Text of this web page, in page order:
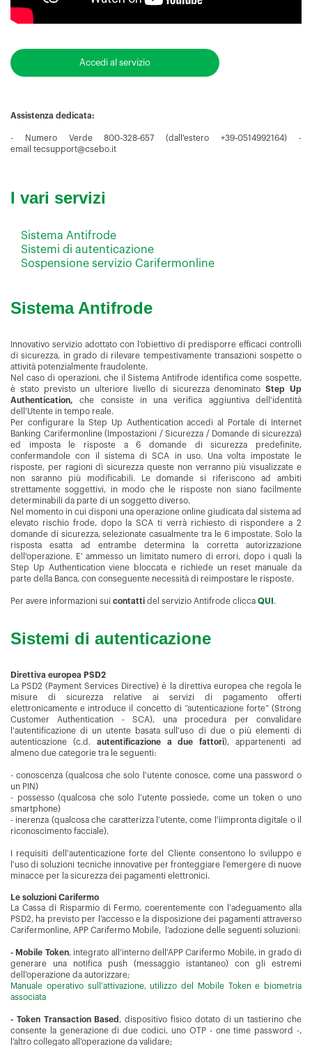
Accedi al servizio
Assistenza dedicata:
- Numero Verde 800-328-657 (dall'estero +39-0514992164) -
email tecsupport@csebo.it
I vari servizi
Sistema Antifrode
Sistemi di autenticazione
Sospensione servizio Carifermonline
Sistema Antifrode
Innovativo servizio adottato con l’obiettivo di predisporre efficaci controlli
di sicurezza, in grado di rilevare tempestivamente transazioni sospette o
attività potenzialmente fraudolente.
Nel caso di operazioni, che il Sistema Antifrode identifica come sospette,
è stato previsto un ulteriore livello di sicurezza denominatoStep Up
Authentication,che consiste in una verifica aggiuntiva dell'identità
dell'Utente in tempo reale.
Per configurare la Step Up Authentication accedi al Portale di Internet
Banking Carifermonline (Impostazioni / Sicurezza / Domande di sicurezza)
ed imposta le risposte a 6 domande di sicurezza predefinite,
confermandole con il sistema di SCA in uso. Una volta impostate le
risposte, per ragioni di sicurezza queste non verranno più visualizzate e
non saranno più modificabili. Le domande si riferiscono ad ambiti
strettamente soggettivi, in modo che le risposte non siano facilmente
determinabili da parte di un soggetto diverso.
Nel momento in cui disponi una operazione online giudicata dal sistema ad
elevato rischio frode, dopo la SCA ti verrà richiesto di rispondere a 2
domande di sicurezza, selezionate casualmente tra le 6 impostate. Solo la
risposta esatta ad entrambe determina la corretta autorizzazione
dell'operazione. E' ammesso un limitato numero di errori, dopo i quali la
Step Up Authentication viene bloccata e richiede un reset manuale da
parte della Banca, con conseguente necessità di reimpostare le risposte.
Per avere informazioni sui contatti del servizio Antifrode clicca QUI .
Sistemi di autenticazione
Direttiva europea PSD2
La PSD2 (Payment Services Directive) è la direttiva europea che regola le
misure di sicurezza relative ai servizi di pagamento offerti
elettronicamente e introduce il concetto di “autenticazione forte” (Strong
Customer Authentication - SCA), una procedura per convalidare
l'autentificazione di un utente basata sull'uso di due o più elementi di
autenticazione (c.d. autentificazione a due fattori), appartenenti ad
almeno due categorie tra le seguenti:
- conoscenza (qualcosa che solo l'utente conosce, come una password o
un PIN)
- possesso (qualcosa che solo l'utente possiede, come un token o uno
smartphone)
- inerenza (qualcosa che caratterizza l'utente, come l'ìimpronta digitale o il
riconoscimento facciale).
I requisiti dell'autenticazione forte del Cliente consentono lo sviluppo e
l'uso di soluzioni tecniche innovative per fronteggiare l'emergere di nuove
minacce per la sicurezza dei pagamenti elettronici.
Le soluzioni Carifermo
La Cassa di Risparmio di Fermo, coerentemente con l'adeguamento alla
PSD2, ha previsto per l’accesso e la disposizione dei pagamenti attraverso
Carifermonline, APP Carifermo Mobile, l’adozione delle seguenti soluzioni:
- Mobile Token, integrato all'interno dell'APP Carifermo Mobile, in grado di
generare una notifica push (messaggio istantaneo) con gli estremi
dell'operazione da autorizzare;
Manuale operativo sull'attivazione, utilizzo del Mobile Token e biometria
associata
- Token Transaction Based , dispositivo fisico dotato di un tastierino che
consente la generazione di due codici, uno OTP - one time password -,
l’altro collegato all'operazione da validare;